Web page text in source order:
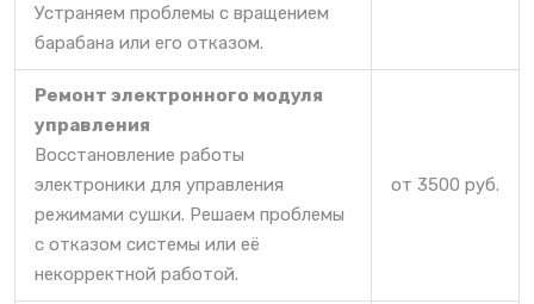
Устраняем проблемы с вращением
барабана или его отказом.
Ремонт электронного модуля
управления
Восстановление работы
электроники для управления
режимами сушки. Решаем проблемы
с отказом системы или её
некорректной работой.
от 3500 руб.